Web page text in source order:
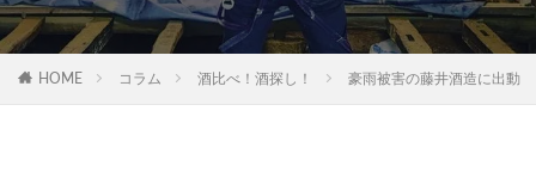
HOME コラム 酒比べ！酒探し！ 豪雨被害の藤井酒造に出動